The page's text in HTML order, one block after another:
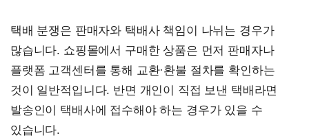
택배 분쟁은 판매자와 택배사 책임이 나뉘는 경우가
많습니다. 쇼핑몰에서 구매한 상품은 먼저 판매자나
플랫폼 고객센터를 통해 교환·환불 절차를 확인하는
것이 일반적입니다. 반면 개인이 직접 보낸 택배라면
발송인이 택배사에 접수해야 하는 경우가 있을 수
있습니다.